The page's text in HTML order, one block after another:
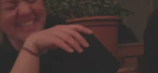
BUCHEN
ADDONS
KONTAKT